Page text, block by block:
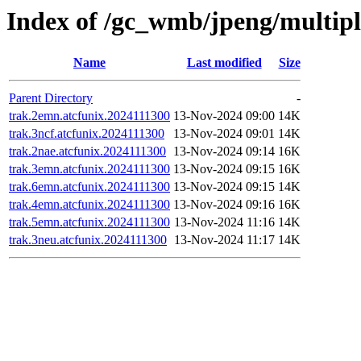
Index of /gc_wmb/jpeng/
Name Last modified Size
Parent Directory
-
trak.2emn.atcfunix.2024111300 13-Nov-2024 09:00 14K
trak.3ncf.atcfunix.2024111300
13-Nov-2024 09:01 14K
trak.2nae.atcfunix.2024111300 13-Nov-2024 09:14 16K
trak.3emn.atcfunix.2024111300 13-Nov-2024 09:15 16K
trak.6emn.atcfunix.2024111300 13-Nov-2024 09:15 14K
trak.4emn.atcfunix.2024111300 13-Nov-2024 09:16 16K
trak.5emn.atcfunix.2024111300 13-Nov-2024 11:16 14K
trak.3neu.atcfunix.2024111300 13-Nov-2024 11:17 14K